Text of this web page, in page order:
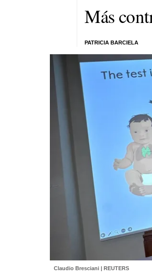
Más
PATRICIA BARCIELA
Claudio Bresciani | REUTERS